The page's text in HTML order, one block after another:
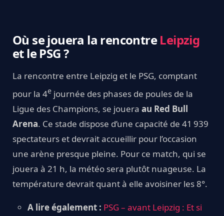
Où se jouera la rencontreLeipzig
et le PSG ?
La rencontre entre Leipzig et le PSG, comptant
pour la 4e journée des phases de poules de la
Ligue des Champions, se jouera au Red Bull
Arena. Ce stade dispose d’une capacité de 41 939
spectateurs et devrait accueillir pour l’occasion
une arène presque pleine. Pour ce match, qui se
jouera à 21 h, la météo sera plutôt nuageuse. La
température devrait quant à elle avoisiner les 8°.
A lire également : PSG – avant Leipzig : Et si